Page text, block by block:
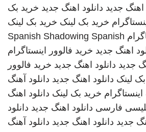
اهنگ جدید دانلود اهنگ جدید خرید بک
خرید بک لینک خرید بک لینک
Spanish Shadowing Spanish
اهنگ جدید خرید فالوور اینستاگرام
جدید دانلود اهنگ جدید خرید فالوور
لینک دانلود اهنگ جدید دانلود آهنگ
اینستاگرام خرید بک لینک دانلود اهنگ
فارسی دانلود اهنگ جدید دانلود
جدید دانلود اهنگ جدید دانلود آهنگ